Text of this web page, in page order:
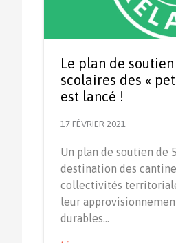
Le plan de
scolaires des «
est lancé !
17 FÉVRIER 2021
Un plan de soutien de
destination des
collectivités
leur
durables…